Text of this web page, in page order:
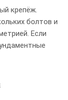
крепёж.
болтов и
Если